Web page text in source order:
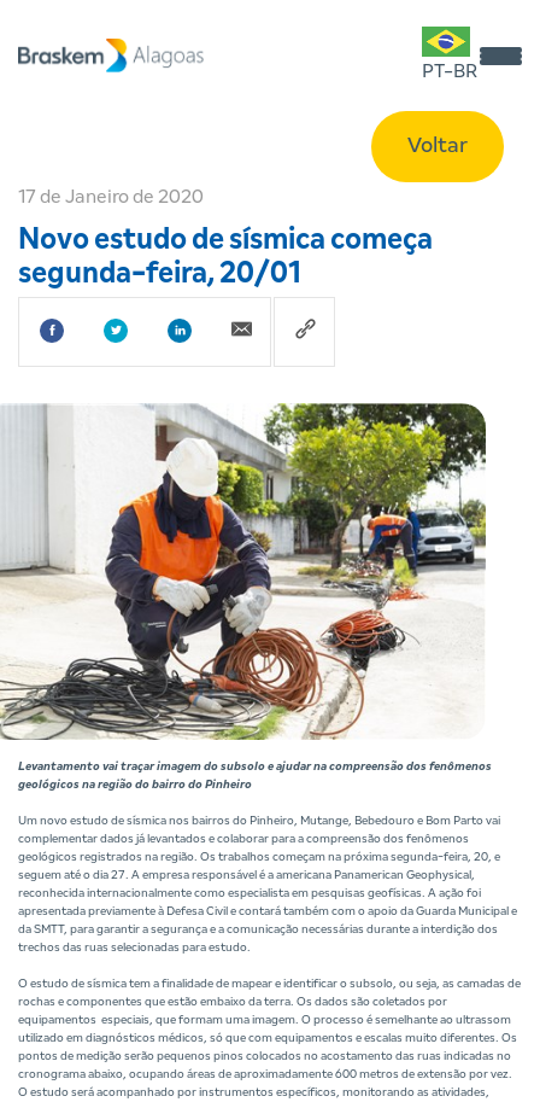
PT-BR
Voltar
17 de Janeiro de 2020
Novo estudo de sísmica começa
segunda-feira, 20/01
Levantamento vai traçar imagem do subsolo e ajudar na compreensão dos fenômenos
geológicos na região do bairro do Pinheiro
Um novo estudo de sísmica nos bairros do Pinheiro, Mutange, Bebedouro e Bom Parto vai
complementar dados já levantados e colaborar para a compreensão dos fenômenos
geológicos registrados na região. Os trabalhos começam na próxima segunda-feira, 20, e
seguem até o dia 27. A empresa responsável é a americana Panamerican Geophysical,
reconhecida internacionalmente como especialista em pesquisas geofísicas. A ação foi
apresentada previamente à Defesa Civil e contará também com o apoio da Guarda Municipal e
da SMTT, para garantir a segurança e a comunicação necessárias durante a interdição dos
trechos das ruas selecionadas para estudo.
O estudo de sísmica tem a finalidade de mapear e identificar o subsolo, ou seja, as camadas de
rochas e componentes que estão embaixo da terra. Os dados são coletados por
equipamentos especiais, que formam uma imagem. O processo é semelhante ao ultrassom
utilizado em diagnósticos médicos, só que com equipamentos e escalas muito diferentes. Os
pontos de medição serão pequenos pinos colocados no acostamento das ruas indicadas no
cronograma abaixo, ocupando áreas de aproximadamente 600 metros de extensão por vez.
O estudo será acompanhado por instrumentos específicos, monitorando as atividades,